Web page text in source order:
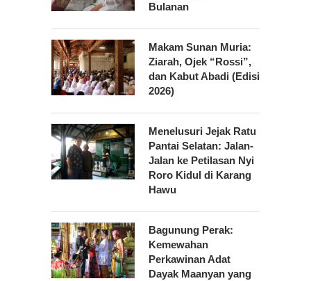
Bulanan
Makam Sunan Muria:
Ziarah, Ojek “Rossi”,
dan Kabut Abadi (Edisi
2026)
Menelusuri Jejak Ratu
Pantai Selatan: Jalan-
Jalan ke Petilasan Nyi
Roro Kidul di Karang
Hawu
Bagunung Perak:
Kemewahan
Perkawinan Adat
Dayak Maanyan yang